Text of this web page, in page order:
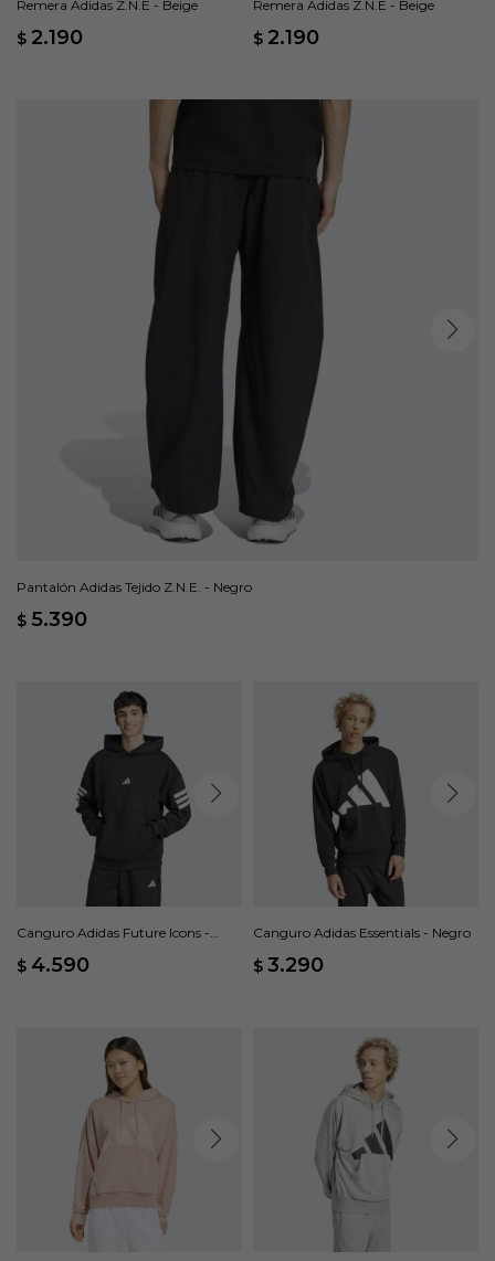
Remera Adidas Z.N.E - Beige
$ 2.190
Remera Adidas Z.N.E - Beige
$ 2.190
Pantalón Adidas Tejido Z.N.E. - Negro
$ 5.390
Canguro Adidas Future Icons -
$ 4.590
Canguro Adidas Essentials - Negro
$ 3.290